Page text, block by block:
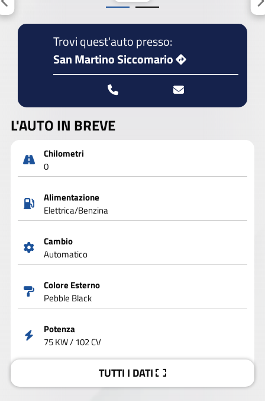
Trovi quest'auto presso:
San Martino Siccomario
L'AUTO IN BREVE
Chilometri
0
Alimentazione
Elettrica/Benzina
Cambio
Automatico
Colore Esterno
Pebble Black
Potenza
75 KW / 102 CV
TUTTI I DATI